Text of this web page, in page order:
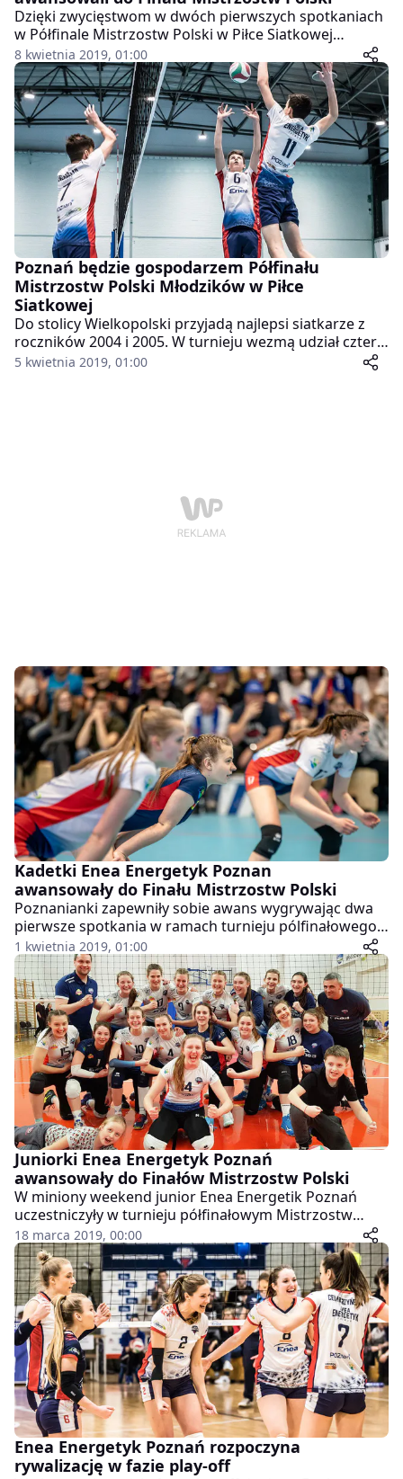
Dzięki zwycięstwom w dwóch pierwszych spotkaniach
w Półfinale Mistrzostw Polski w Piłce Siatkowej
Młodzików, młodzi siatkarze Energetyka awansowali
do wielkiego finału. Turniej rozgrywano na
poznańskiej „chwiałce”.
8 kwietnia 2019, 01:00
Poznań będzie gospodarzem Półfinału
Mistrzostw Polski Młodzików w Piłce
Siatkowej
Do stolicy Wielkopolski przyjadą najlepsi siatkarze z
roczników 2004 i 2005. W turnieju wezmą udział cztery
silne zespoły, a będą to: gospodarze – Enea Energetyk
5 kwietnia 2019, 01:00
Kadetki Enea Energetyk Poznan
awansowały do Finału Mistrzostw Polski
Poznanianki zapewniły sobie awans wygrywając dwa
pierwsze spotkania w ramach turnieju pólfinałowego,
rozgrywanego na „Chwiałce”. Kadetki Enea Energetyka
Poznań o awans walczyły z trzema zespołami: SMS
Ostróda, MOS Wola Warszawa i UKS Atena Warszawa.
1 kwietnia 2019, 01:00
Juniorki Enea Energetyk Poznań
awansowały do Finałów Mistrzostw Polski
W miniony weekend junior Enea Energetik Poznań
uczestniczyły w turnieju półfinałowym Mistrzostw
Polski w Dąbrowie Górniczej. Podopieczne Marcina
Orlika wygrały cały turniej i pewnie awansowały do
finałów w Ketrzynie.
18 marca 2019, 00:00
Enea Energetyk Poznań rozpoczyna
rywalizację w fazie play-off